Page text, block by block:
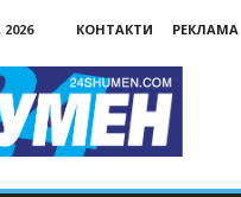
КОНТАКТИ РЕКЛАМА